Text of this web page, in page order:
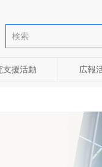
支援活動 広報